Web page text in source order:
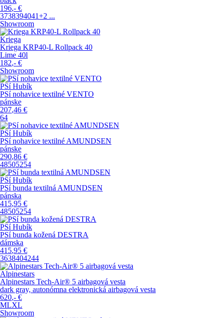
196,- €
3738394041+2 ...
Showroom
Kriega
Kriega KRP40-L Rollpack 40
Lime 40l
182,- €
Showroom
PSí Hubík
PSí nohavice textilné VENTO
pánske
207,46 €
64
PSí Hubík
PSí nohavice textilné AMUNDSEN
pánske
290,86 €
48505254
PSí Hubík
PSí bunda textilná AMUNDSEN
pánska
415,95 €
48505254
PSí Hubík
PSí bunda kožená DESTRA
dámska
415,95 €
3638404244
Alpinestars
Alpinestars Tech-Air® 5 airbagová vesta
dark gray, autonómna elektronická airbagová vesta
620,- €
MLXL
Showroom